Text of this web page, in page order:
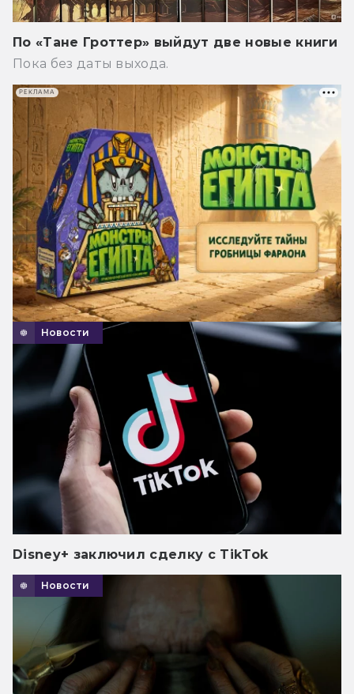
По «Тане Гроттер» выйдут две новые книги
Пока без даты выхода.
Новости
Disney+ заключил сделку с TikTok
Новости
РЕКЛАМА